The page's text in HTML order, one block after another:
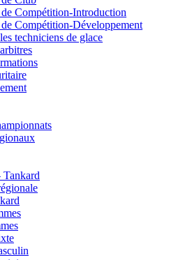
Compétition-Introduction
Compétition-Développement
techniciens de glace
Tankard